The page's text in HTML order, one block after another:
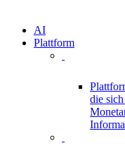
AI
Plattform
die